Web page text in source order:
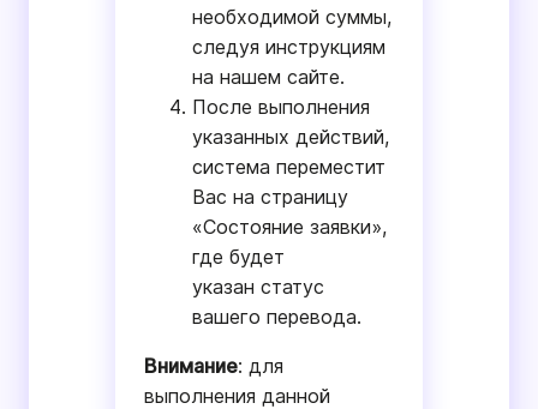
необходимой суммы,
следуя инструкциям
на нашем сайте.
После выполнения
указанных действий,
система переместит
Вас на страницу
«Состояние заявки»,
где будет
указан статус
вашего перевода.
Внимание: для
выполнения данной